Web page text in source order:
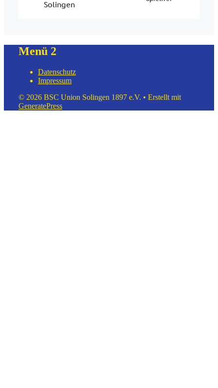
Menü 2
Datenschutz
Impressum
© 2026 BSC Union Solingen 1897 e.V. • Erstellt mit
GeneratePress